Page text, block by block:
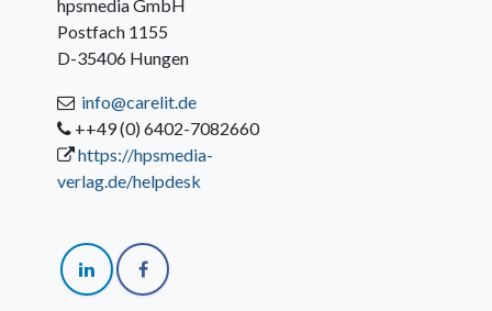
hpsmedia GmbH
Postfach 1155
D-35406 Hungen
info@carelit.de
++49 (0) 6402-7082660
https://hpsmedia-
verlag.de/helpdesk